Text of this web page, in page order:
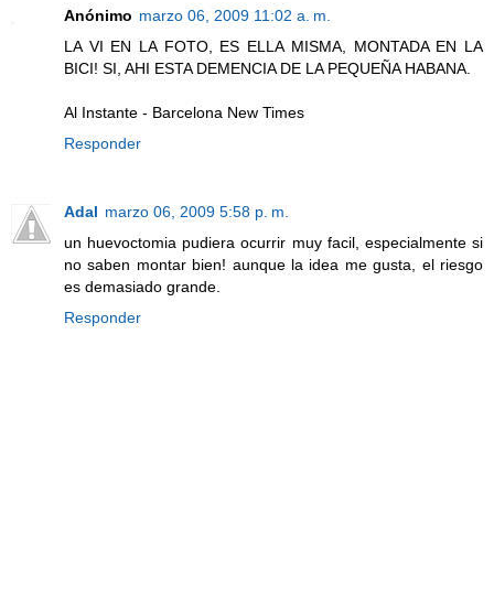
Anónimo marzo 06, 2009 11:02 a. m.
LA VI EN LA FOTO, ES ELLA MISMA, MONTADA EN LA
BICI! SI, AHI ESTA DEMENCIA DE LA PEQUEÑA HABANA.
Al Instante - Barcelona New Times
Responder
Adal marzo 06, 2009 5:58 p. m.
un huevoctomia pudiera ocurrir muy facil, especialmente si
no saben montar bien! aunque la idea me gusta, el riesgo
es demasiado grande.
Responder